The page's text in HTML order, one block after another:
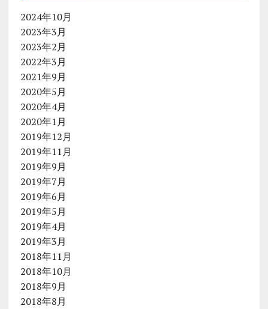
2024年10月
2023年3月
2023年2月
2022年3月
2021年9月
2020年5月
2020年4月
2020年1月
2019年12月
2019年11月
2019年9月
2019年7月
2019年6月
2019年5月
2019年4月
2019年3月
2018年11月
2018年10月
2018年9月
2018年8月